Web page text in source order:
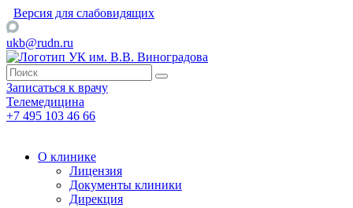
Версия для слабовидящих
ukb@rudn.ru
Записаться к врачу
Телемедицина
+7 495 103 46 66
О клинике
Лицензия
Документы клиники
Дирекция